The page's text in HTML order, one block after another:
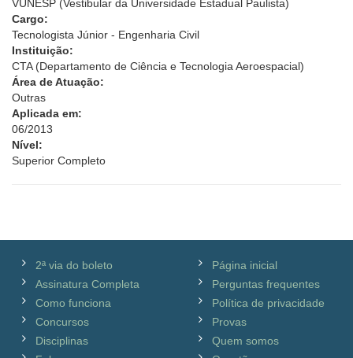
VUNESP (Vestibular da Universidade Estadual Paulista)
Cargo:
Tecnologista Júnior - Engenharia Civil
Instituição:
CTA (Departamento de Ciência e Tecnologia Aeroespacial)
Área de Atuação:
Outras
Aplicada em:
06/2013
Nível:
Superior Completo
2ª via do boleto
Assinatura Completa
Como funciona
Concursos
Disciplinas
Página inicial
Perguntas frequentes
Política de privacidade
Provas
Quem somos